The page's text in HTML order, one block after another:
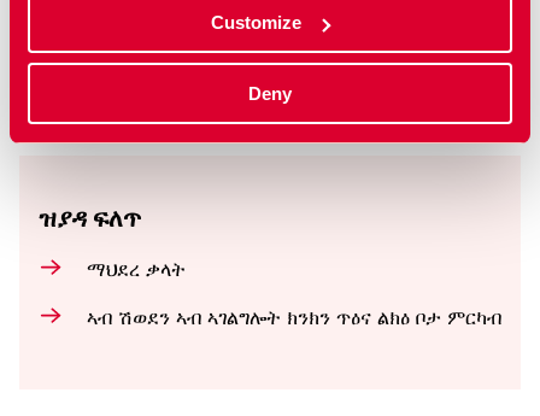
Customize
Deny
Honour-related violence and oppression
ዝያዳ ፍለጥ
ማህደረ ቃላት
ኣብ ሽወደን ኣብ ኣገልግሎት ክንክን ጥዕና ልክዕ ቦታ ምርካብ